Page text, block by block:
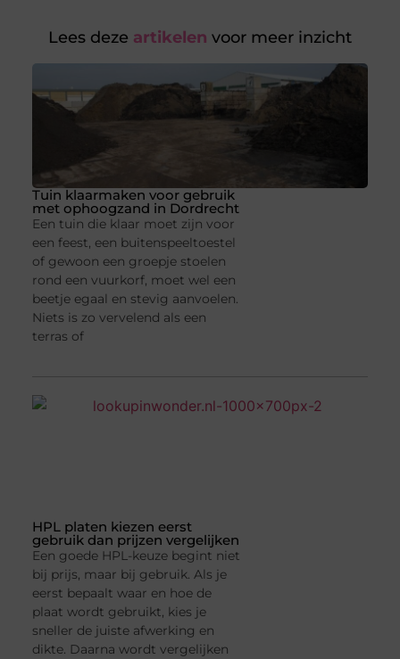
Lees deze artikelen voor meer inzicht
Tuin klaarmaken voor gebruik
met ophoogzand in Dordrecht
Een tuin die klaar moet zijn voor
een feest, een buitenspeeltoestel
of gewoon een groepje stoelen
rond een vuurkorf, moet wel een
beetje egaal en stevig aanvoelen.
Niets is zo vervelend als een
terras of
HPL platen kiezen eerst
gebruik dan prijzen vergelijken
Een goede HPL-keuze begint niet
bij prijs, maar bij gebruik. Als je
eerst bepaalt waar en hoe de
plaat wordt gebruikt, kies je
sneller de juiste afwerking en
dikte. Daarna wordt vergelijken